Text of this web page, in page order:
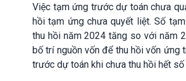
Việc tạm ứng trước dự toán chưa
hồi tạm ứng chưa quyết liệt. Số
thu hồi năm 2024 tăng so với năm
bố trí nguồn vốn để thu hồi vốn ứng
trước dự toán khi chưa thu hồi hết